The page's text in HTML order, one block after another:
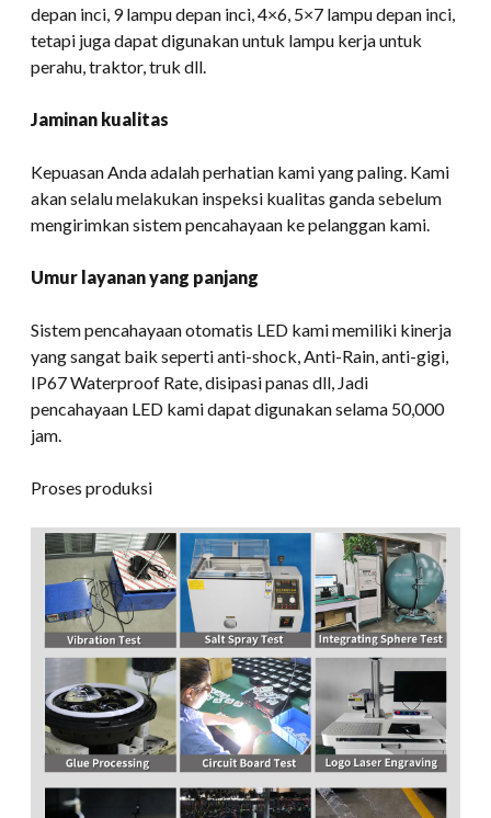
depan inci, 9 lampu depan inci, 4×6, 5×7 lampu depan inci,
tetapi juga dapat digunakan untuk lampu kerja untuk
perahu, traktor, truk dll.
Jaminan kualitas
Kepuasan Anda adalah perhatian kami yang paling. Kami
akan selalu melakukan inspeksi kualitas ganda sebelum
mengirimkan sistem pencahayaan ke pelanggan kami.
Umur layanan yang panjang
Sistem pencahayaan otomatis LED kami memiliki kinerja
yang sangat baik seperti anti-shock, Anti-Rain, anti-gigi,
IP67 Waterproof Rate, disipasi panas dll, Jadi
pencahayaan LED kami dapat digunakan selama 50,000
jam.
Proses produksi